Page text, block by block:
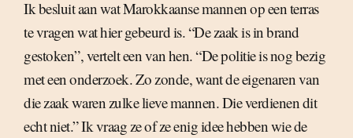
Ik besluit aan wat Marokkaanse mannen op een terras
te vragen wat hier gebeurd is. “De zaak is in brand
gestoken”, vertelt een van hen. “De politie is nog bezig
met een onderzoek. Zo zonde, want de eigenaren van
die zaak waren zulke lieve mannen. Die verdienen dit
echt niet.” Ik vraag ze of ze enig idee hebben wie de